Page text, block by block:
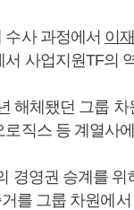
사 과정에서 이
사업지원TF의
해체됐던 그룹
직스 등 계열사
경영권 승계를
를 그룹 차원에